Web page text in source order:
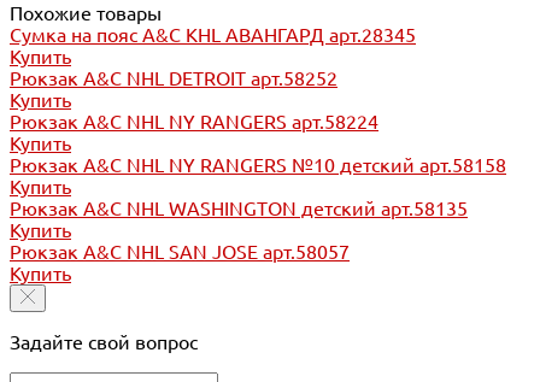
Похожие товары
Сумка на пояс A&C KHL АВАНГАРД арт.28345
Купить
Рюкзак A&C NHL DETROIT арт.58252
Купить
Рюкзак A&C NHL NY RANGERS арт.58224
Купить
Рюкзак A&C NHL NY RANGERS №10 детский арт.58158
Купить
Рюкзак A&C NHL WASHINGTON детский арт.58135
Купить
Рюкзак A&C NHL SAN JOSE арт.58057
Купить
Задайте свой вопрос